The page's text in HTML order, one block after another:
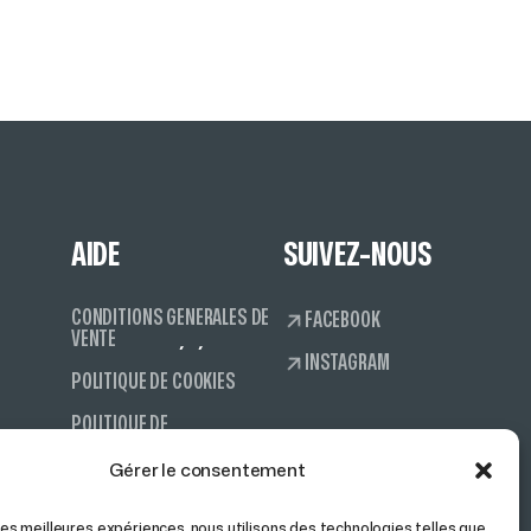
Gérer le consentement
AIDE
CONDITIONS GÉNÉRALES DE
VENTE
POLITIQUE DE COOKIES
POLITIQUE DE
SUIVEZ-NOUS
FACEBOOK
INSTAGRAM